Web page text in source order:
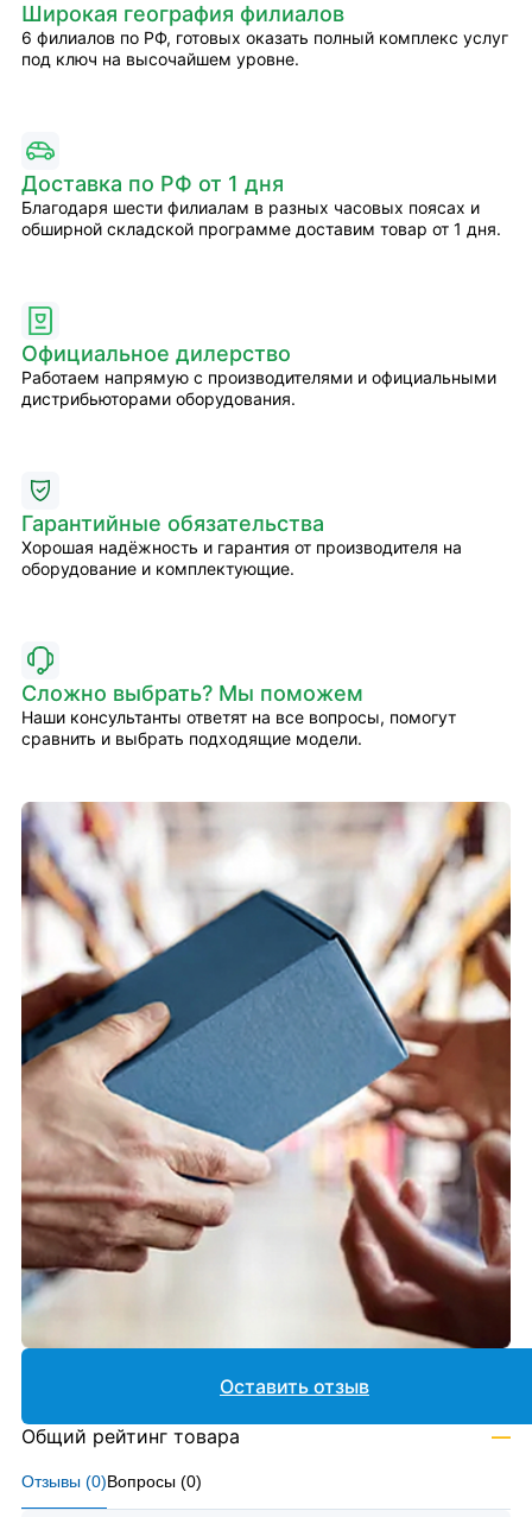
Широкая география филиалов
6 филиалов по РФ, готовых оказать полный комплекс услуг
под ключ на высочайшем уровне.
Доставка по РФ от 1 дня
Благодаря шести филиалам в разных часовых поясах и
обширной складской программе доставим товар от 1 дня.
Официальное дилерство
Работаем напрямую с производителями и официальными
дистрибьюторами оборудования.
Гарантийные обязательства
Хорошая надёжность и гарантия от производителя на
оборудование и комплектующие.
Сложно выбрать? Мы поможем
Наши консультанты ответят на все вопросы, помогут
сравнить и выбрать подходящие модели.
Отзывы (0)Вопросы (0)
Оставить отзыв
Общий рейтинг товара —